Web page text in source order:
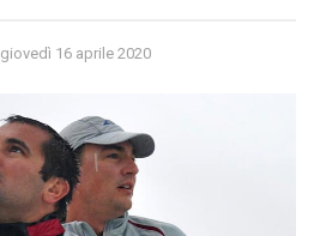
giovedì 16 aprile 2020